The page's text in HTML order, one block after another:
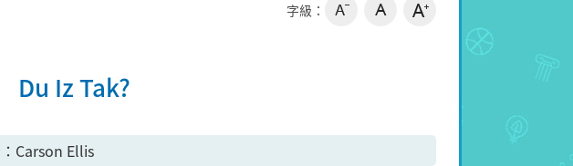
字級：
Du Iz Tak?
Carson Ellis